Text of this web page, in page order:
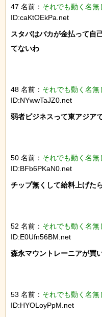
47 名前： それでも動く名無
ID:caKtOEkPa.net
スタバはバカが金払って自
てないわ
48 名前： それでも動く名無
ID:NYwwTaJZ0.net
弱者ビジネスって東アジア
50 名前： それでも動く名無
ID:BFb6PKaN0.net
チップ無くして給料上げた
52 名前： それでも動く名無
ID:E0Ufn56BM.net
森永マウントレーニアが買
53 名前： それでも動く名無
ID:HYOLoyPpM.net